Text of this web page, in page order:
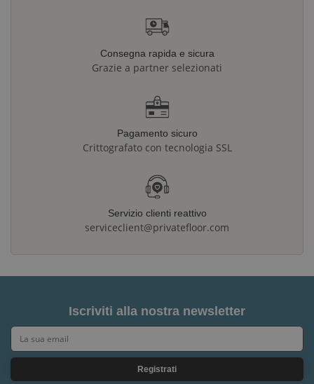
Consegna rapida e sicura
Grazie a partner selezionati
Pagamento sicuro
Crittografato con tecnologia SSL
Servizio clienti reattivo
serviceclient@privatefloor.com
Iscriviti alla nostra newsletter
Registrati